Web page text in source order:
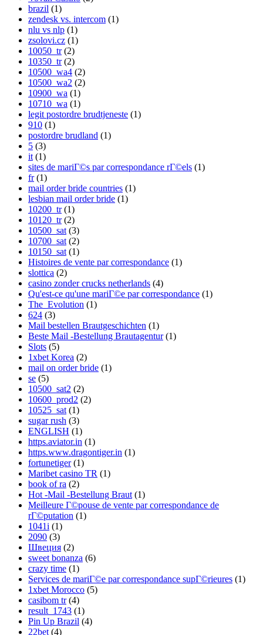
brazil (1)
zendesk vs. intercom (1)
nlu vs nlp (1)
zsolovi.cz (1)
10050_tr(2)
10350_tr(2)
10500_wa4 (2)
10500_wa2 (2)
10900_wa (1)
10710_wa (1)
legit postordre brudtjeneste (1)
910 (1)
postordre brudland (1)
5 (3)
it (1)
sites de mariГ©s par correspondance rГ©els (1)
fr(1)
mail order bride countries (1)
lesbian mail order bride (1)
10200_tr(1)
10120_tr(2)
10500_sat (3)
10700_sat (2)
10150_sat (1)
Histoires de vente par correspondance (1)
slottica (2)
casino zonder crucks netherlands (4)
Qu'est-ce qu'une mariГ©e par correspondance (1)
The_Evolution (1)
624 (3)
Mail bestellen Brautgeschichten (1)
Beste Mail -Bestellung Brautagentur(1)
Slots (5)
1xbet Korea (2)
mail on order bride (1)
se (5)
10500_sat2 (2)
10600_prod2 (2)
10525_sat (1)
sugar rush (3)
ENGLISH (1)
https.aviator.in (1)
https.www.dragontiger.in (1)
fortunetiger(1)
Maribet casino TR (1)
book of ra (2)
Hot -Mail -Bestellung Braut (1)
Meilleure Г©pouse de vente par correspondance de
rГ©putation (1)
1041i (1)
2090 (3)
Швеция (2)
sweet bonanza (6)
crazy time (1)
Services de mariГ©e par correspondance supГ©rieures (1)
1xbet Morocco (5)
casibom tr(4)
result_1743 (1)
Pin Up Brazil (4)
22bet (4)